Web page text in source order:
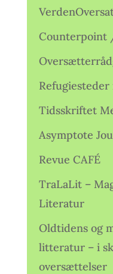
Counterpoint
Tidsskriftet
Asymptote
Revue CAFÉ
TraLaLit –
Literatur
Oldtidens og
litteratur – i
oversættelser